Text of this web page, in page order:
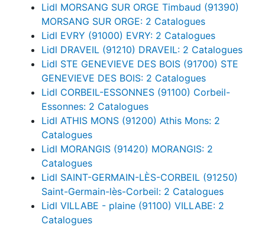
Lidl MORSANG SUR ORGE Timbaud (91390)
MORSANG SUR ORGE: 2 Catalogues
Lidl EVRY (91000) EVRY: 2 Catalogues
Lidl DRAVEIL (91210) DRAVEIL: 2 Catalogues
Lidl STE GENEVIEVE DES BOIS (91700) STE
GENEVIEVE DES BOIS: 2 Catalogues
Lidl CORBEIL-ESSONNES (91100) Corbeil-
Essonnes: 2 Catalogues
Lidl ATHIS MONS (91200) Athis Mons: 2
Catalogues
Lidl MORANGIS (91420) MORANGIS: 2
Catalogues
Lidl SAINT-GERMAIN-LÈS-CORBEIL (91250)
Saint-Germain-lès-Corbeil: 2 Catalogues
Lidl VILLABE - plaine (91100) VILLABE: 2
Catalogues